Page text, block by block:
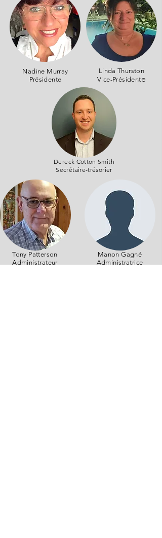
Nadine Murray
Présidente
Linda Thurston
Vice-Présidente
Dereck Cotton Smith
Secrétaire-trésorier
Tony Patterson
Administrateur
Manon Gagné
Administratrice